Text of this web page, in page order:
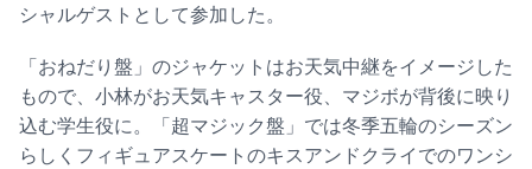
シャルゲストとして参加した。
「おねだり盤」のジャケットはお天気中継をイメージした
もので、小林がお天気キャスター役、マジボが背後に映り
込む学生役に。「超マジック盤」では冬季五輪のシーズン
らしくフィギュアスケートのキスアンドクライでのワンシ